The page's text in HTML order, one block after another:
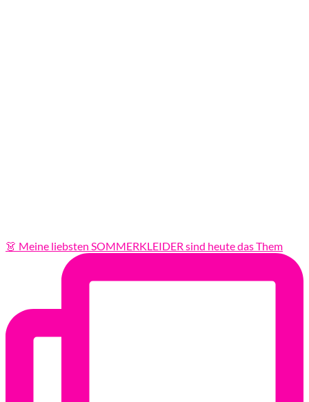
👗 Meine liebsten SOMMERKLEIDER sind heute das Them